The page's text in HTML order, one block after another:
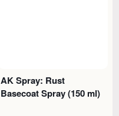
AK Spray: Rust
Basecoat Spray (150 ml)